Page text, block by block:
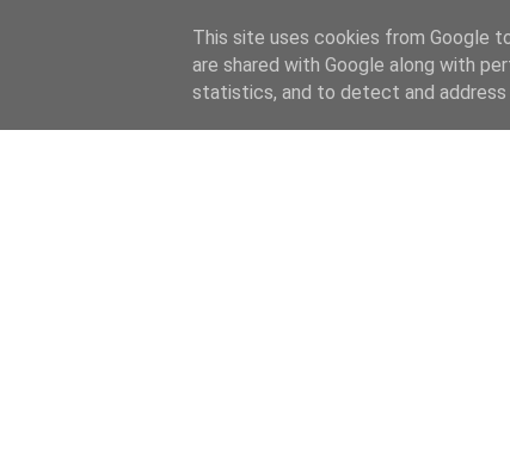
This site uses cookies from Google
are shared with Google along with
statistics, and to detect and address